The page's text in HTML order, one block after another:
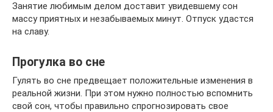
Занятие любимым делом доставит увидевшему сон
массу приятных и незабываемых минут. Отпуск удастся
на славу.
Прогулка во сне
Гулять во сне предвещает положительные изменения в
реальной жизни. При этом нужно полностью вспомнить
свой сон, чтобы правильно спрогнозировать свое